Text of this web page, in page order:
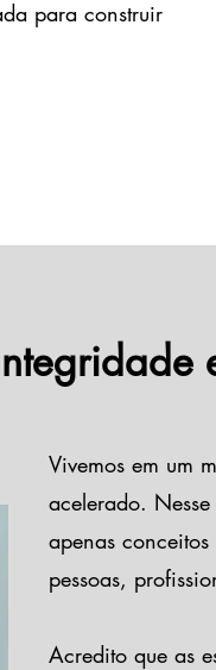
para construir
Vivemos em um
acelerado.
apenas
pessoas,
Acredito que as